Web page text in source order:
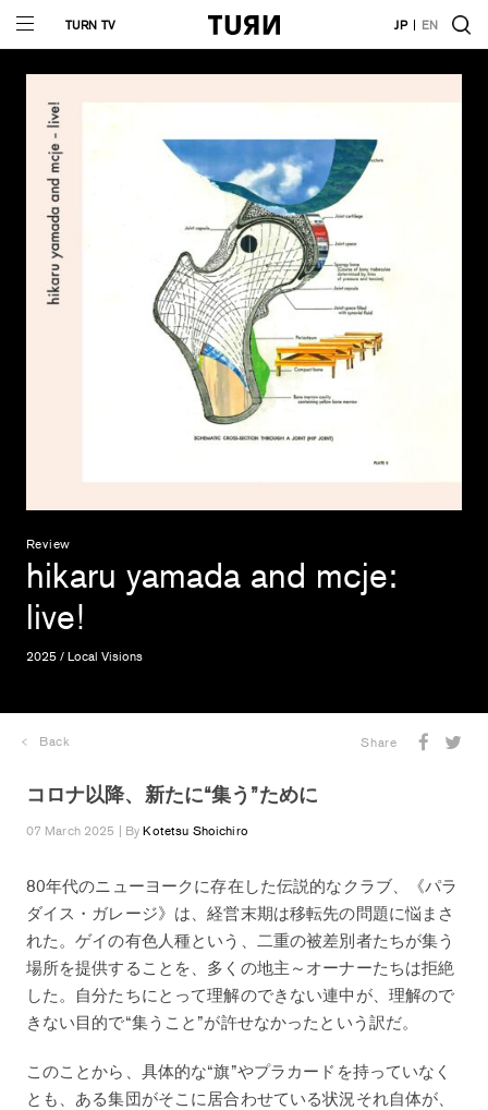
TURN TV JP EN
Review
hikaru yamada and mcje:
live!
2025 / Local Visions
Back Share
コロナ以降、新たに“集う”ために
07 March 2025 | ByKotetsu Shoichiro
80年代のニューヨークに存在した伝説的なクラブ、《パラ
ダイス・ガレージ》は、経営末期は移転先の問題に悩まさ
れた。ゲイの有色人種という、二重の被差別者たちが集う
場所を提供することを、多くの地主～オーナーたちは拒絶
した。自分たちにとって理解のできない連中が、理解ので
きない目的で“集うこと”が許せなかったという訳だ。
このことから、具体的な“旗”やプラカードを持っていなく
とも、ある集団がそこに居合わせている状況それ自体が、